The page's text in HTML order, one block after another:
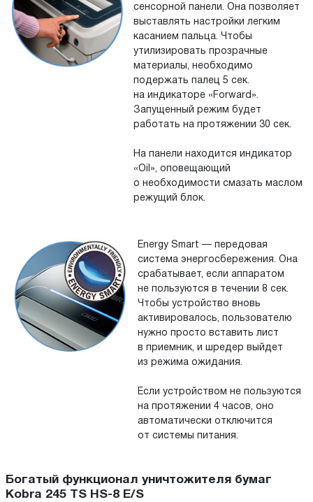
сенсорной панели. Она позволяет
выставлять настройки легким
касанием пальца. Чтобы
утилизировать прозрачные
материалы, необходимо
подержать палец 5 сек.
на индикаторе «Forward».
Запущенный режим будет
работать на протяжении 30 сек.
На панели находится индикатор
«Oil», оповещающий
о необходимости смазать маслом
режущий блок.
Energy Smart — передовая
система энергосбережения. Она
срабатывает, если аппаратом
не пользуются в течении 8 сек.
Чтобы устройство вновь
активировалось, пользователю
нужно просто вставить лист
в приемник, и шредер выйдет
из режима ожидания.
Если устройством не пользуются
на протяжении 4 часов, оно
автоматически отключится
от системы питания.
Богатый функционал уничтожителя бумаг
Kobra 245 TS HS-8 E/S